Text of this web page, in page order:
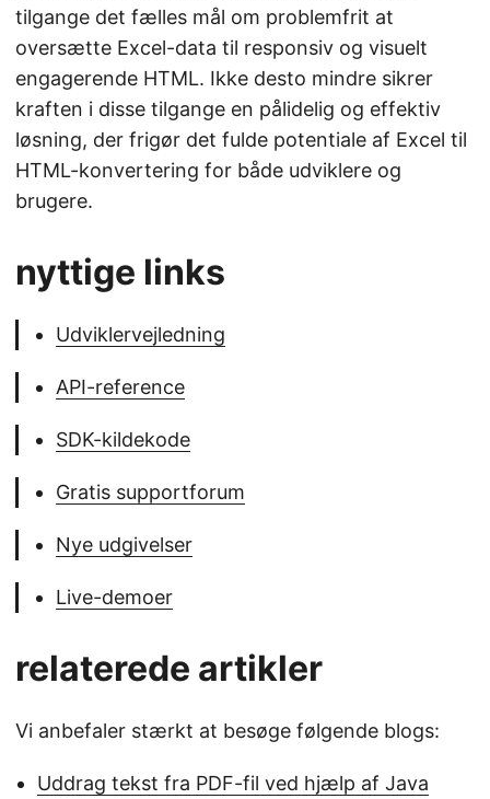
tilgange det fælles mål om problemfrit at
oversætte Excel-data til responsiv og visuelt
engagerende HTML. Ikke desto mindre sikrer
kraften i disse tilgange en pålidelig og effektiv
løsning, der frigør det fulde potentiale af Excel til
HTML-konvertering for både udviklere og
brugere.
nyttige links
Udviklervejledning
API-reference
SDK-kildekode
Gratis supportforum
Nye udgivelser
Live-demoer
relaterede artikler
Vi anbefaler stærkt at besøge følgende blogs:
Uddrag tekst fra PDF-fil ved hjælp af Java